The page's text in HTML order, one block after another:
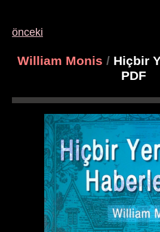
önceki
William Monis / Hiçbir
PDF